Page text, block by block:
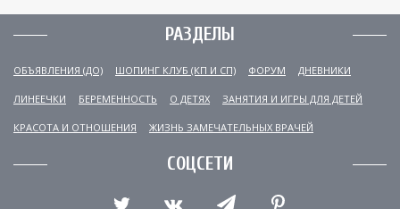
РАЗДЕЛЫ
ОБЪЯВЛЕНИЯ (ДО) ШОПИНГ КЛУБ (КП И СП) ФОРУМ ДНЕВНИКИ
ЛИНЕЕЧКИ БЕРЕМЕННОСТЬ О ДЕТЯХ ЗАНЯТИЯ И ИГРЫ ДЛЯ ДЕТЕЙ
КРАСОТА И ОТНОШЕНИЯ ЖИЗНЬ ЗАМЕЧАТЕЛЬНЫХ ВРАЧЕЙ
СОЦСЕТИ